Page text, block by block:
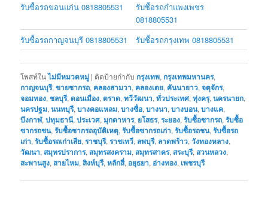
รับซื้อรถขอนแก่น 0818805531
รับซื้อรถกำแพงเพชร
0818805531
รับซื้อรถกาญจนบุรี 0818805531
รับซื้อรถกรุงเทพ 0818805531
โพสท์ในไม่มีหมวดหมู่ | ติดป้ายกำกับ กรุงเทพ,กรุงเทพมหานคร,
กาญจนบุรี,ขายซากรถ, คลองสามวา, คลองเตย, คันนายาว,จตุจักร,
จอมทอง,ชลบุรี,ดอนเมือง,ตราด,ทวีวัฒนา,ทั่วประเทศ,ทุ่งครุ,นครนายก,
นครปฐม,นนทบุรี,บางคอแหลม,บางซื่อ,บางนา,บางบอน,บางแค,
บึงกาฬ,ปทุมธานี,ประเวศ,มุกดาหาร, ยโสธร,ระยอง,รับซื้อซากรถ,รับซื้อ
ซากรถชน,รับซื้อซากรถอุบัติเหตุ,รับซื้อซากรถเก่า,รับซื้อรถชน,รับซื้อรถ
เก่า,รับซื้อรถเก่าเสีย,ราชบุรี,ราชเทวี, ลพบุรี, ลาดพร้าว,วังทองหลาง,
วัฒนา, สมุทรปราการ, สมุทรสงคราม, สมุทรสาคร, สระบุรี, สวนหลวง,
สะพานสูง, สายไหม,สิงห์บุรี,หลักสี่, อยุธยา, อ่างทอง, เพชรบุรี